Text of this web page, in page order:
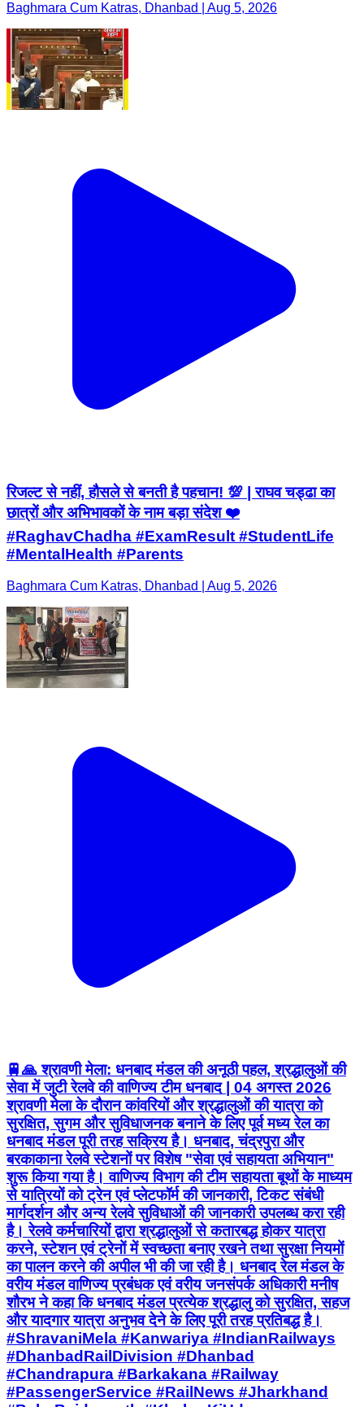
Baghmara Cum Katras, Dhanbad | Aug 5, 2026
रिजल्ट से नहीं, हौसले से बनती है पहचान! 💯 | राघव चड्ढा का
छात्रों और अभिभावकों के नाम बड़ा संदेश ❤️
#RaghavChadha #ExamResult #StudentLife
#MentalHealth #Parents
Baghmara Cum Katras, Dhanbad | Aug 5, 2026
🚆🙏 श्रावणी मेला: धनबाद मंडल की अनूठी पहल, श्रद्धालुओं की
सेवा में जुटी रेलवे की वाणिज्य टीम धनबाद | 04 अगस्त 2026
श्रावणी मेला के दौरान कांवरियों और श्रद्धालुओं की यात्रा को
सुरक्षित, सुगम और सुविधाजनक बनाने के लिए पूर्व मध्य रेल का
धनबाद मंडल पूरी तरह सक्रिय है। धनबाद, चंद्रपुरा और
बरकाकाना रेलवे स्टेशनों पर विशेष "सेवा एवं सहायता अभियान"
शुरू किया गया है। वाणिज्य विभाग की टीम सहायता बूथों के माध्यम
से यात्रियों को ट्रेन एवं प्लेटफॉर्म की जानकारी, टिकट संबंधी
मार्गदर्शन और अन्य रेलवे सुविधाओं की जानकारी उपलब्ध करा रही
है। रेलवे कर्मचारियों द्वारा श्रद्धालुओं से कतारबद्ध होकर यात्रा
करने, स्टेशन एवं ट्रेनों में स्वच्छता बनाए रखने तथा सुरक्षा नियमों
का पालन करने की अपील भी की जा रही है। धनबाद रेल मंडल के
वरीय मंडल वाणिज्य प्रबंधक एवं वरीय जनसंपर्क अधिकारी मनीष
शौरभ ने कहा कि धनबाद मंडल प्रत्येक श्रद्धालु को सुरक्षित, सहज
और यादगार यात्रा अनुभव देने के लिए पूरी तरह प्रतिबद्ध है।
#ShravaniMela #Kanwariya #IndianRailways
#DhanbadRailDivision #Dhanbad
#Chandrapura #Barkakana #Railway
#PassengerService #RailNews #Jharkhand